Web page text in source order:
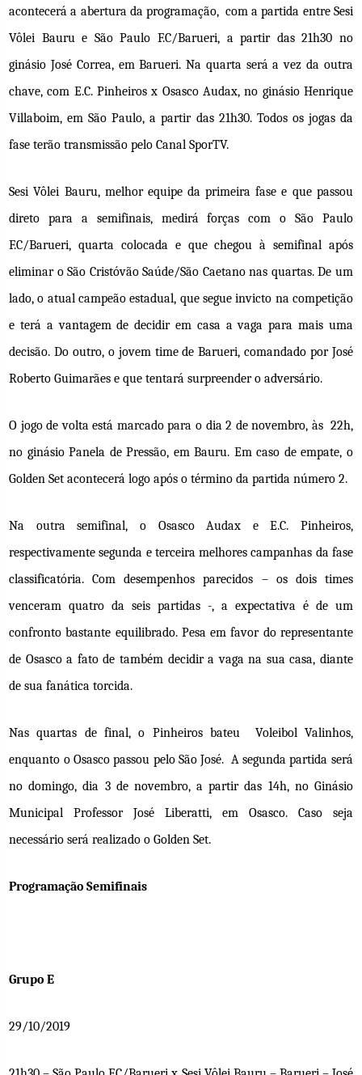
acontecerá a abertura da programação, com a partida entre Sesi
Vôlei Bauru e São Paulo F.C/Barueri, a partir das 21h30 no
ginásio José Correa, em Barueri. Na quarta será a vez da outra
chave, com E.C. Pinheiros x Osasco Audax, no ginásio Henrique
Villaboim, em São Paulo, a partir das 21h30. Todos os jogas da
fase terão transmissão pelo Canal SporTV.
Sesi Vôlei Bauru, melhor equipe da primeira fase e que passou
direto para a semifinais, medirá forças com o São Paulo
F.C/Barueri, quarta colocada e que chegou à semifinal após
eliminar o São Cristóvão Saúde/São Caetano nas quartas. De um
lado, o atual campeão estadual, que segue invicto na competição
e terá a vantagem de decidir em casa a vaga para mais uma
decisão. Do outro, o jovem time de Barueri, comandado por José
Roberto Guimarães e que tentará surpreender o adversário.
O jogo de volta está marcado para o dia 2 de novembro, às 22h,
no ginásio Panela de Pressão, em Bauru. Em caso de empate, o
Golden Set acontecerá logo após o término da partida número 2.
Na outra semifinal, o Osasco Audax e E.C. Pinheiros,
respectivamente segunda e terceira melhores campanhas da fase
classificatória. Com desempenhos parecidos – os dois times
venceram quatro da seis partidas -, a expectativa é de um
confronto bastante equilibrado. Pesa em favor do representante
de Osasco a fato de também decidir a vaga na sua casa, diante
de sua fanática torcida.
Nas quartas de final, o Pinheiros bateu Voleibol Valinhos,
enquanto o Osasco passou pelo São José. A segunda partida será
no domingo, dia 3 de novembro, a partir das 14h, no Ginásio
Municipal Professor José Liberatti, em Osasco. Caso seja
necessário será realizado o Golden Set.
Programação Semifinais
Grupo E
29/10/2019